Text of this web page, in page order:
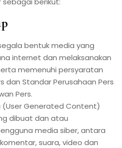
bentuk media yang
internet dan melaksanakan
memenuhi persyaratan
dan Standar Perusahaan Pers
Pers.
(User Generated Content)
dibuat dan atau
media siber, antara
suara, video dan